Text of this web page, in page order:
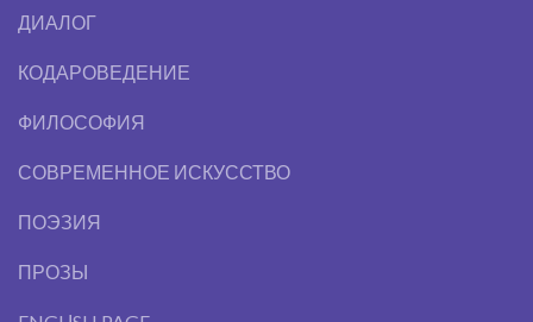
ДИАЛОГ
КОДАРОВЕДЕНИЕ
ФИЛОСОФИЯ
СОВРЕМЕННОЕ ИСКУССТВО
ПОЭЗИЯ
ПРОЗЫ